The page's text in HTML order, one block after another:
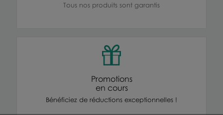
Tous nos produits sont garantis
Promotions
en cours
Bénéficiez de réductions exceptionnelles !